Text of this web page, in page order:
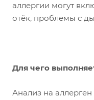
аллергии могут
отёк, проблемы с
Для чего
Анализ на